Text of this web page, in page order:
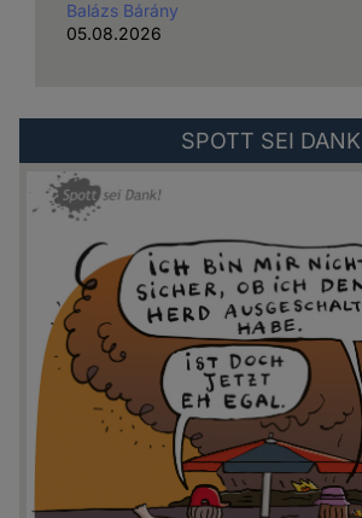
Balázs Bárány
05.08.2026
SPOTT SEI DANK
Link
zu:
https://spottseidank.de